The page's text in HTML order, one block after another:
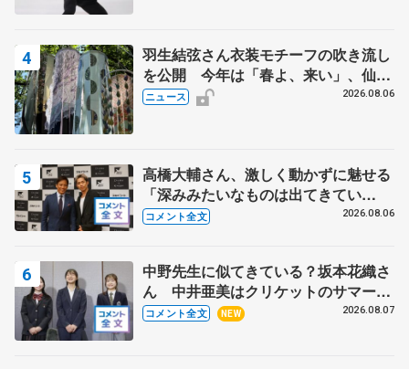
羽生結弦さん衣装モチーフの吹き流し
を公開 今年は「春よ、来い」、仙台
の瑞鳳殿
ニュース 2026.08.06
高橋大輔さん、激しく動かずに魅せる
「深みみたいなものは出てきてい
る？」 〝兄さん〟と慕うレジェンド
コメント全文 2026.08.06
中野先生に似てきている？坂本花織さ
ん 中井亜美はクリケットのサマーキ
ャンプに 島田麻央はたくさん試合に
コメント全文 NEW 2026.08.07